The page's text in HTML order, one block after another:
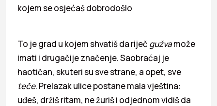
kojem se osjećaš dobrodošlo
To je grad u kojem shvatiš da riječ gužvamože
imati i drugačije značenje. Saobraćaj je
haotičan, skuteri su sve strane, a opet, sve
teče. Prelazak ulice postane mala vještina:
uđeš, držiš ritam, ne žuriš i odjednom vidiš da